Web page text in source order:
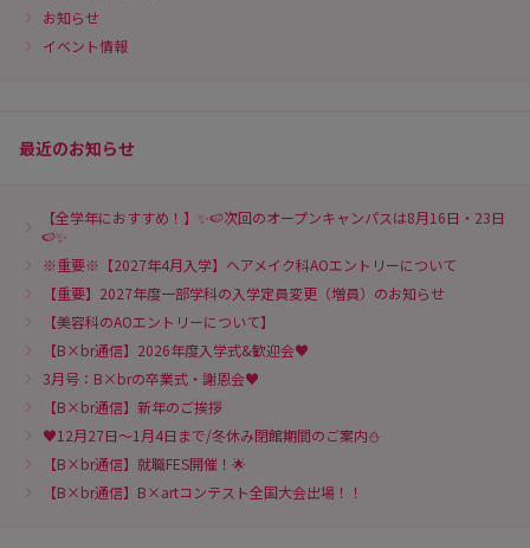
お知らせ
イベント情報
最近のお知らせ
【全学年におすすめ！】✨🍉次回のオープンキャンパスは8月16日・23日
🍉✨
※重要※【2027年4月入学】ヘアメイク科AOエントリーについて
【重要】2027年度一部学科の入学定員変更（増員）のお知らせ
【美容科のAOエントリーについて】
【B×br通信】2026年度入学式&歓迎会♥
3月号：B×brの卒業式・謝恩会♥
【B×br通信】新年のご挨拶
♥12月27日～1月4日まで/冬休み閉館期間のご案内⛄
【B×br通信】就職FES開催！🌟
【B×br通信】B×artコンテスト全国大会出場！！